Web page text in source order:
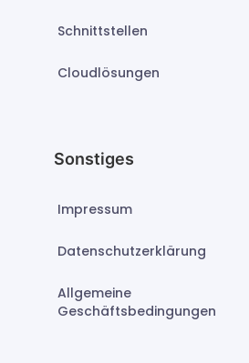
Schnittstellen
Cloudlösungen
Sonstiges
Impressum
Datenschutzerklärung
Allgemeine
Geschäftsbedingungen